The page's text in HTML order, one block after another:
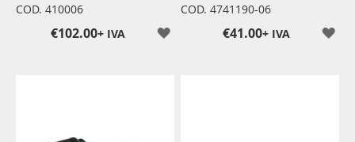
COD. 410006
+ IVA
€102.00
COD. 4741190-06
+ IVA
€41.00